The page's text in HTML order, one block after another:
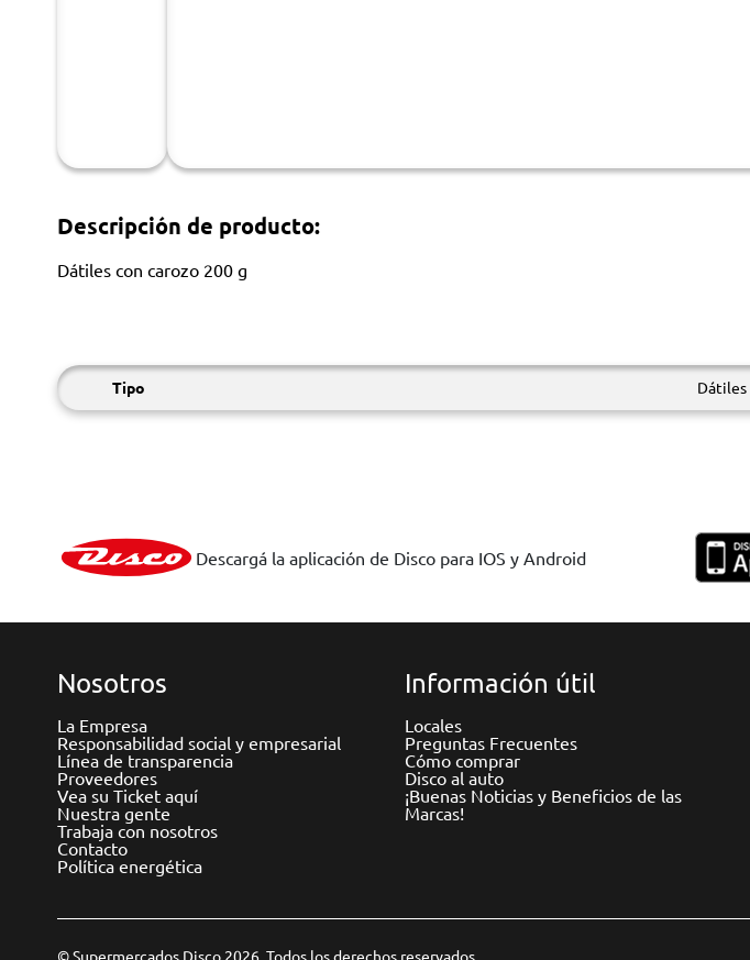
Descripción de producto:
Dátiles con carozo 200 g
Tipo Dátiles
Descargá la aplicación de Disco para IOS y Android
Nosotros
La Empresa
Responsabilidad social y empresarial
Línea de transparencia
Proveedores
Vea su Ticket aquí
Nuestra gente
Trabaja con nosotros
Contacto
Política energética
Información útil
Locales
Preguntas Frecuentes
Cómo comprar
Disco al auto
¡Buenas Noticias y Beneficios de las
Marcas!
© Supermercados Disco 2026. Todos los derechos reservados